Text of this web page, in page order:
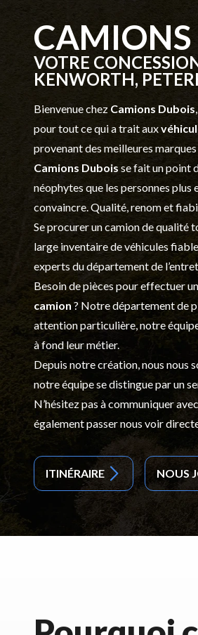
VOTRE
KENWORTH,
Bienvenue chez Camions Dubois
pour tout ce qui a trait aux
provenant des meilleures
Camions Dubois se fait un point
néophytes que les personnes
convaincre. Qualité, renom et
Se procurer un camion de qualité
large inventaire de véhicules
experts du département de l’
Besoin de pièces pour effectuer
camion ? Notre département de
attention particulière, notre
à fond leur métier.
Depuis notre création, nous nous
notre équipe se distingue par un
N’hésitez pas à communiquer
également passer nous voir
ITINÉRAIRE NOUS